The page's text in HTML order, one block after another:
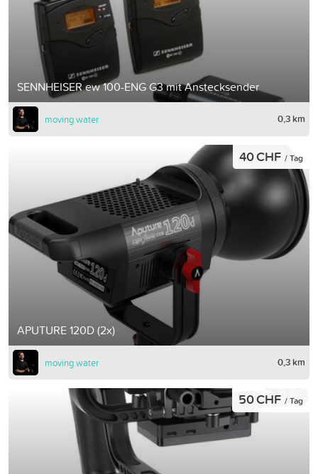
SENNHEISER ew 100-ENG G3 mit Anstecksender
moving water 0,3 km
APUTURE 120D (2x)
40 CHF / Tag
moving water 0,3 km
50 CHF / Tag